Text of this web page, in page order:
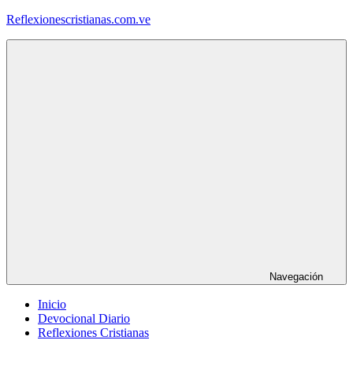
Saltar
Reflexionescristianas.com.ve
Navegación
Inicio
Devocional Diario
Reflexiones Cristianas